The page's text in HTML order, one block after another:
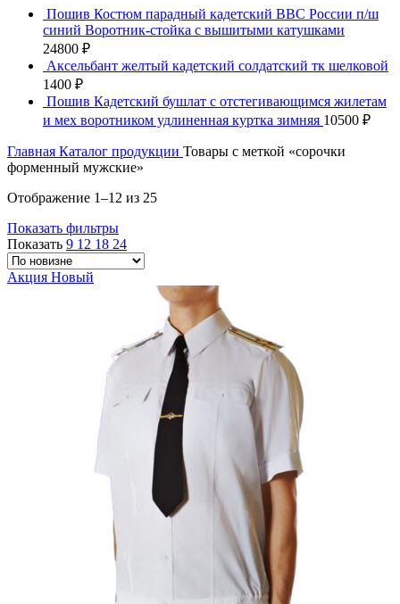
Пошив Костюм парадный кадетский ВВС России п/ш
синий Воротник-стойка с вышитыми катушками
24800 ₽
Аксельбант желтый кадетский солдатский тк шелковой
1400 ₽
Пошив Кадетский бушлат с отстегивающимся жилетам
и мех воротником удлиненная куртка зимняя 10500 ₽
Главная Каталог продукции Товары с меткой «сорочки
форменный мужские»
Отображение 1–12 из 25
Показать фильтры
Показать 9 12 18 24
Акция Новый